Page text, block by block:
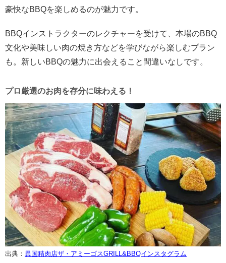
豪快なBBQを楽しめるのが魅力です。
BBQインストラクターのレクチャーを受けて、本場のBBQ
文化や美味しい肉の焼き方などを学びながら楽しむプラン
も。新しいBBQの魅力に出会えること間違いなしです。
プロ厳選のお肉を存分に味わえる！
出典： 異国精肉店ザ・アミーゴスGRILL&BBQインスタグラム